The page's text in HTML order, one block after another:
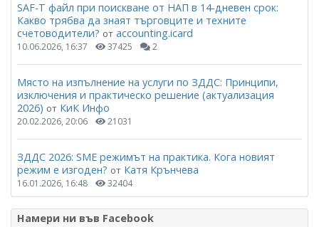
SAF-T файл при поискване от НАП в 14-дневен срок:
Какво трябва да знаят търговците и техните
счетоводители? от accounting.icard
10.06.2026, 16:37 37425 2
Място на изпълнение на услуги по ЗДДС: Принципи,
изключения и практическо решение (актуализация
2026) от КиК Инфо
20.02.2026, 20:06 21031
ЗДДС 2026: SME режимът на практика. Кога новият
режим е изгоден? от Катя Крънчева
16.01.2026, 16:48 32404
Намери ни във Facebook